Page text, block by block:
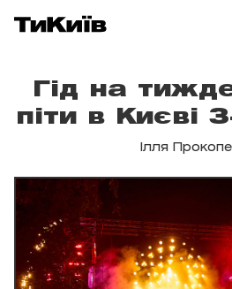
Гід на
піти в Києві
Ілля